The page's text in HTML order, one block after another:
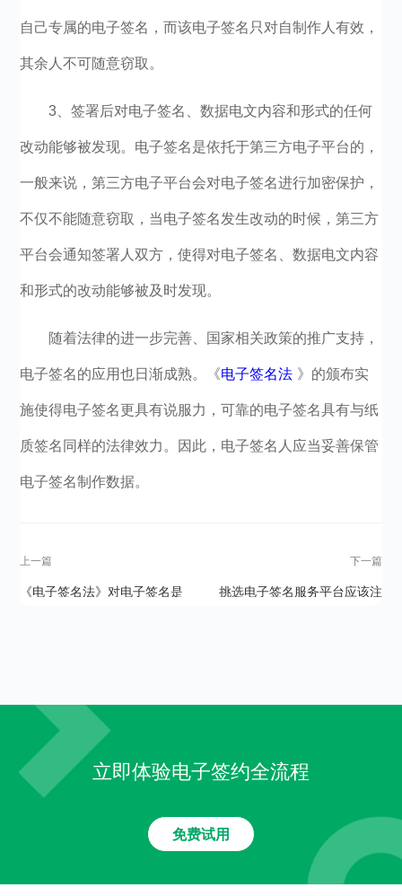
自己专属的电子签名，而该电子签名只对自制作人有效，
其余人不可随意窃取。
3、签署后对电子签名、数据电文内容和形式的任何
改动能够被发现。电子签名是依托于第三方电子平台的，
一般来说，第三方电子平台会对电子签名进行加密保护，
不仅不能随意窃取，当电子签名发生改动的时候，第三方
平台会通知签署人双方，使得对电子签名、数据电文内容
和形式的改动能够被及时发现。
随着法律的进一步完善、国家相关政策的推广支持，
电子签名的应用也日渐成熟。《电子签名法 》的颁布实
施使得电子签名更具有说服力，可靠的电子签名具有与纸
质签名同样的法律效力。因此，电子签名人应当妥善保管
电子签名制作数据。
上一篇
《电子签名法》对电子签名是
下一篇
挑选电子签名服务平台应该注
立即体验电子签约全流程
免费试用